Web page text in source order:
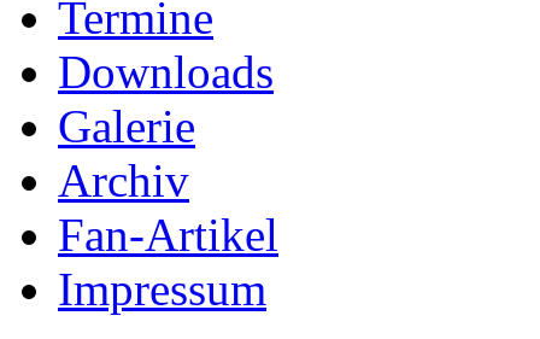
Termine
Downloads
Galerie
Archiv
Fan-Artikel
Impressum